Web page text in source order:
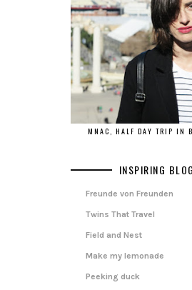
MNAC, HALF DAY TRIP IN
INSPIRING
Freunde von Freunden
Twins That Travel
Field and Nest
Make my lemonade
Peeking duck